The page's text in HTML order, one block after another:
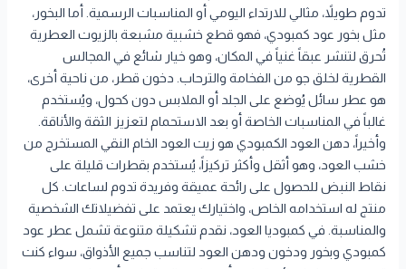
تدوم طويلاً، مثالي للارتداء اليومي أو المناسبات الرسمية. أما البخور،
مثل بخور عود كمبودي، فهو قطع خشبية مشبعة بالزيوت العطرية
تُحرق لتنشر عبقاً غنياً في المكان، وهو خيار شائع في المجالس
القطرية لخلق جو من الفخامة والترحاب. دخون قطر، من ناحية أخرى،
هو عطر سائل يُوضع على الجلد أو الملابس دون كحول، ويُستخدم
غالباً في المناسبات الخاصة أو بعد الاستحمام لتعزيز الثقة والأناقة.
وأخيراً، دهن العود الكمبودي هو زيت العود الخام النقي المستخرج من
خشب العود، وهو أثقل وأكثر تركيزاً، يُستخدم بقطرات قليلة على
نقاط النبض للحصول على رائحة عميقة وفريدة تدوم لساعات. كل
منتج له استخدامه الخاص، واختيارك يعتمد على تفضيلاتك الشخصية
والمناسبة. في كمبوديا العود، نقدم تشكيلة متنوعة تشمل عطر عود
كمبودي وبخور ودخون ودهن العود لتناسب جميع الأذواق، سواء كنت